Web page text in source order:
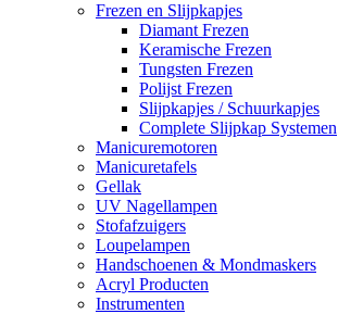
Frezen en Slijpkapjes
Diamant Frezen
Keramische Frezen
Tungsten Frezen
Polijst Frezen
Slijpkapjes / Schuurkapjes
Complete Slijpkap Systemen
Manicuremotoren
Manicuretafels
Gellak
UV Nagellampen
Stofafzuigers
Loupelampen
Handschoenen & Mondmaskers
Acryl Producten
Instrumenten